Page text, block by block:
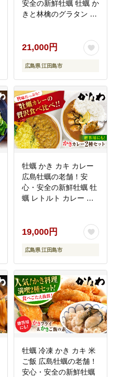
安全の新鮮牡蠣 牡蠣 か
きと林檎のグラタン 殻
鮮 海産物 広島県産 江
田島市/株式会社かなわ
[XBP027] 牡蠣
21,000円
広島県 江田島市
牡蠣 かき カキ カレー
広島牡蠣の老舗！安
心・安全の新鮮牡蠣 牡
蠣 レトルト カレー か
比べ 時短 魚介類 和食
海鮮 海産物 広島県産
江田島市/株式会社かな
わ [XBP030] 牡蠣
19,000円
広島県 江田島市
牡蠣 冷凍 かき カキ 米
ご飯 広島牡蠣の老舗！
安心・安全の新鮮牡蠣